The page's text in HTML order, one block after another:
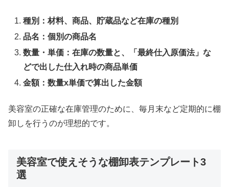
種別：材料、商品、貯蔵品など在庫の種別
品名：個別の商品名
数量・単価：在庫の数量と、「最終仕入原価法」な
どで出した仕入れ時の商品単価
金額：数量x単価で算出した金額
美容室の正確な在庫管理のために、毎月末など定期的に棚
卸しを行うのが理想的です。
美容室で使えそうな棚卸表テンプレート3
選